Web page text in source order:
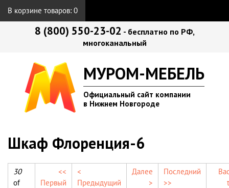
В корзине товаров: 0
8 (800) 550-23-02 - бесплатно по РФ,
многоканальный
МУРОМ-МЕБЕЛЬ
Официальный сайт компании
в Нижнем Новгороде
Шкаф Флоренция-6
30
of
<<
Первый
<
Предыдущий
Далее
>
Последний
>>